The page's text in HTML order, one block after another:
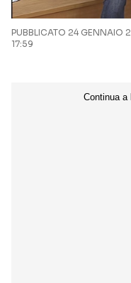
PUBBLICATO 24 GENNAIO
17:59